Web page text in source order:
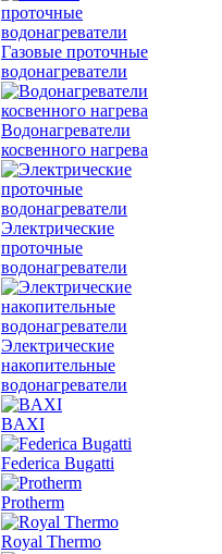
Газовые проточные
водонагреватели
Водонагреватели
косвенного нагрева
Электрические
проточные
водонагреватели
Электрические
накопительные
водонагреватели
BAXI
Federica Bugatti
Protherm
Royal Thermo